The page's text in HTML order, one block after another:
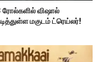
ரோல்களில் விஷால்
மகுடம் ட்ரெய்லர்!